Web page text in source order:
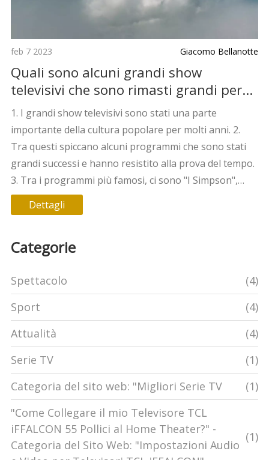
feb 7 2023 Giacomo Bellanotte
Quali sono alcuni grandi show
televisivi che sono rimasti grandi per
tutto il tempo?
1. I grandi show televisivi sono stati una parte
importante della cultura popolare per molti anni. 2.
Tra questi spiccano alcuni programmi che sono stati
grandi successi e hanno resistito alla prova del tempo.
3. Tra i programmi più famosi, ci sono "I Simpson",
"Friends", "South Park" e "Saturday Night Live", che
sono tutti andati in onda da più di 25 anni. 4. La
successo nei ratings e alla loro capacità di adattarsi
televisione una parte importante della nostra cultura,
e continueranno a farlo per molto tempo.
Dettagli
Categorie
Spettacolo
(4)
Sport
(4)
Attualità
(4)
Serie TV
(1)
Categoria del sito web: "Migliori Serie TV
(1)
"Come Collegare il mio Televisore TCL
iFFALCON 55 Pollici al Home Theater?" -
Categoria del Sito Web: "Impostazioni Audio
(1)